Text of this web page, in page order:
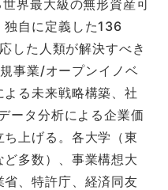
界最大級の無形資産可
独自に定義した136
した人類が解決すべき
事業/オープンイノベ
る未来戦略構築、社
ータ分析による企業価
上げる。各大学（東
多数）、事業構想大
、特許庁、経済同友